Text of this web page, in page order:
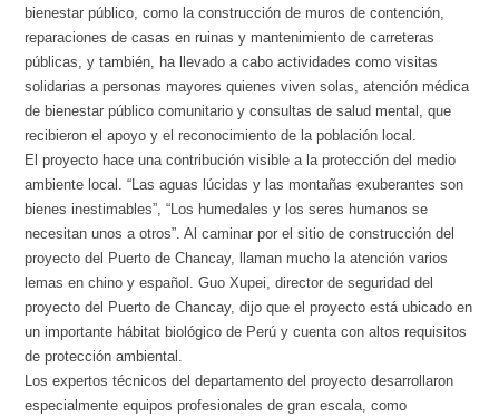
bienestar público, como la construcción de muros de contención,
reparaciones de casas en ruinas y mantenimiento de carreteras
públicas, y también, ha llevado a cabo actividades como visitas
solidarias a personas mayores quienes viven solas, atención médica
de bienestar público comunitario y consultas de salud mental, que
recibieron el apoyo y el reconocimiento de la población local.
El proyecto hace una contribución visible a la protección del medio
ambiente local. “Las aguas lúcidas y las montañas exuberantes son
bienes inestimables”, “Los humedales y los seres humanos se
necesitan unos a otros”. Al caminar por el sitio de construcción del
proyecto del Puerto de Chancay, llaman mucho la atención varios
lemas en chino y español. Guo Xupei, director de seguridad del
proyecto del Puerto de Chancay, dijo que el proyecto está ubicado en
un importante hábitat biológico de Perú y cuenta con altos requisitos
de protección ambiental.
Los expertos técnicos del departamento del proyecto desarrollaron
especialmente equipos profesionales de gran escala, como